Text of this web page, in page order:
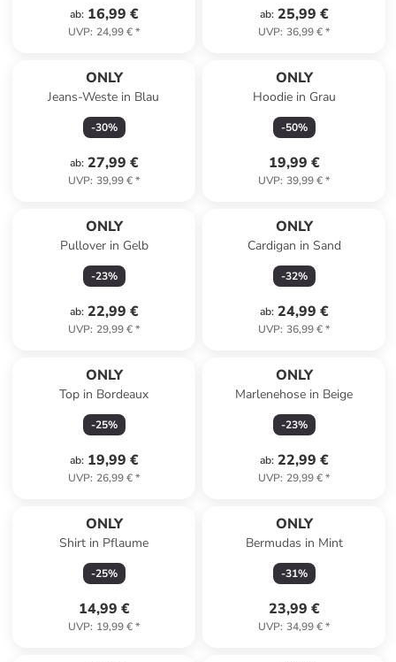
ab: 16,99 €
UVP: 24,99 €*
ab: 25,99 €
UVP: 36,99 €*
ONLY
Jeans-Weste in Blau
-30%
ab: 27,99 €
UVP: 39,99 €*
ONLY
Hoodie in Grau
-50%
19,99 €
UVP: 39,99 €*
ONLY
Pullover in Gelb
-23%
ab: 22,99 €
UVP: 29,99 €*
ONLY
Cardigan in Sand
-32%
ab: 24,99 €
UVP: 36,99 €*
ONLY
Top in Bordeaux
-25%
ab: 19,99 €
UVP: 26,99 €*
ONLY
Marlenehose in Beige
-23%
ab: 22,99 €
UVP: 29,99 €*
ONLY
Shirt in Pflaume
-25%
14,99 €
UVP: 19,99 €*
ONLY
Bermudas in Mint
-31%
23,99 €
UVP: 34,99 €*